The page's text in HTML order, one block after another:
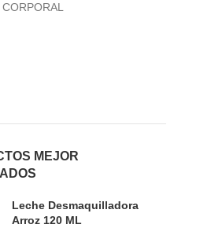
MEJOR
Leche Desmaquilladora
Arroz 120 ML